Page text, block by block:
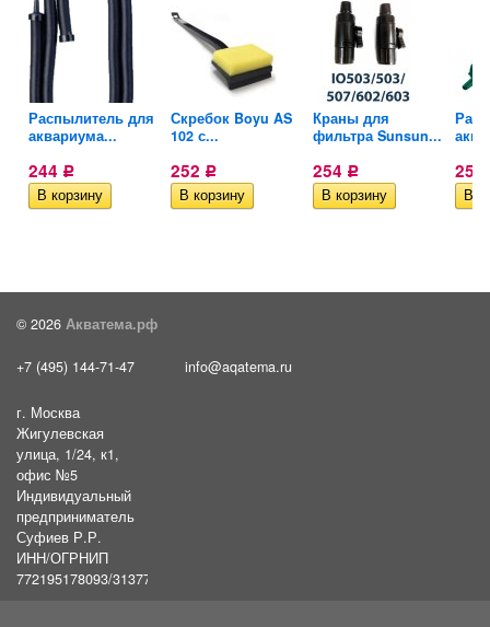
Распылитель для
аквариума...
244 Р
Скребок Boyu AS
102 с...
252 Р
Краны для
фильтра Sunsun...
254 Р 257
© 2026 Акватема.рф
+7 (495) 144-71-47 info@aqatema.ru
г. Москва
Жигулевская
улица, 1/24, к1,
офис №5
Индивидуальный
предприниматель
Суфиев Р.Р.
ИНН/ОГРНИП
772195178093/31377461610054